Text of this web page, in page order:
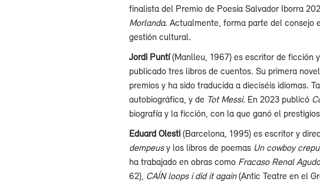
finalista del Premio de Poesía Salvador Iborra
Morlanda. Actualmente, forma parte del consejo
gestión cultural.
Jordi Puntí(Manlleu, 1967) es escritor de ficción
publicado tres libros de cuentos. Su primera
premios y ha sido traducida a dieciséis idiomas.
autobiográfica, y de Tot Messi. En 2023 publicó
biografía y la ficción, con la que ganó el
Eduard Olesti (Barcelona, 1995) es escritor y
dempeusy los libros de poemas Un cowboy
ha trabajado en obras como Fracaso Renal
62), CAÍN loops i did it again(Antic Teatre en el